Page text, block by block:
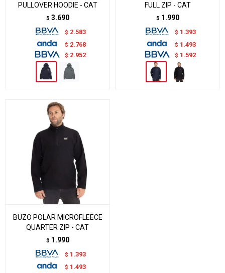
PULLOVER HOODIE - CAT
$ 3.690
$ 2.583
$ 2.768
$ 2.952
FULL ZIP - CAT
$ 1.990
$ 1.393
$ 1.493
$ 1.592
BUZO POLAR MICROFLEECE
QUARTER ZIP - CAT
$ 1.990
$ 1.393
$ 1.493